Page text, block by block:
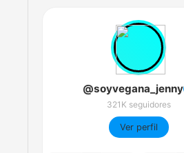
@soyvegana_jenny
321K seguidores
Ver perfil